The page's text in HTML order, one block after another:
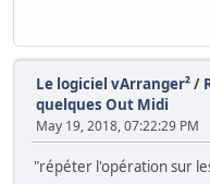
Le logiciel vArranger²/
quelques Out Midi
May 19, 2018, 07:22:29 PM
"répéter l'opération sur